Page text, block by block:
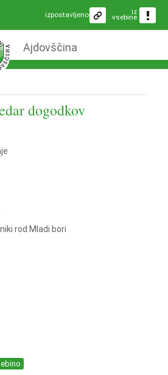
iz
vsebine
izpostavljeno
Ajdovščina
dogodkov
rod Mladi bori